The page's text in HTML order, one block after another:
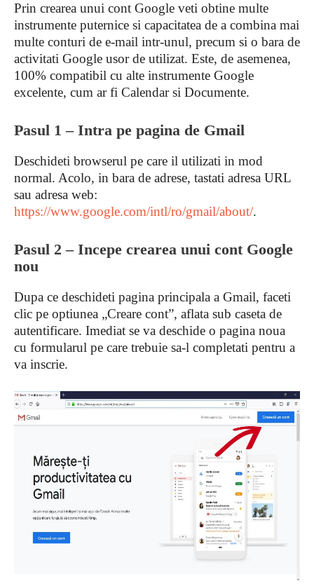
Prin crearea unui cont Google veti obtine multe
instrumente puternice si capacitatea de a combina mai
multe conturi de e-mail intr-unul, precum si o bara de
activitati Google usor de utilizat. Este, de asemenea,
100% compatibil cu alte instrumente Google
excelente, cum ar fi Calendar si Documente.
Pasul 1 – Intra pe pagina de Gmail
Deschideti browserul pe care il utilizati in mod
normal. Acolo, in bara de adrese, tastati adresa URL
sau adresa web:
https://www.google.com/intl/ro/gmail/about/.
Pasul 2 – Incepe crearea unui cont Google
nou
Dupa ce deschideti pagina principala a Gmail, faceti
clic pe optiunea „Creare cont”, aflata sub caseta de
autentificare. Imediat se va deschide o pagina noua
cu formularul pe care trebuie sa-l completati pentru a
va inscrie.